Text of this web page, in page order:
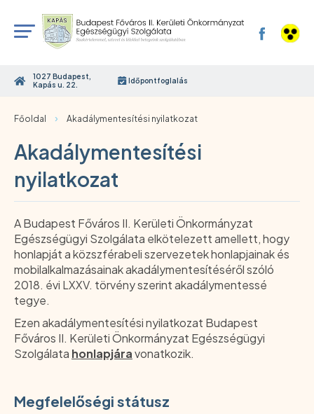
1027 Budapest,
Kapás u. 22.
Időpontfoglalás
Főoldal › Akadálymentesítési nyilatkozat
Akadálymentesítési
nyilatkozat
A Budapest Főváros II. Kerületi Önkormányzat
Egészségügyi Szolgálata elkötelezett amellett, hogy
honlapját a közszférabeli szervezetek honlapjainak és
mobilalkalmazásainak akadálymentesítéséről szóló
2018. évi LXXV. törvény szerint akadálymentessé
tegye.
Ezen akadálymentesítési nyilatkozat Budapest
Főváros II. Kerületi Önkormányzat Egészségügyi
Szolgálata honlapjáravonatkozik.
Megfelelőségi státusz